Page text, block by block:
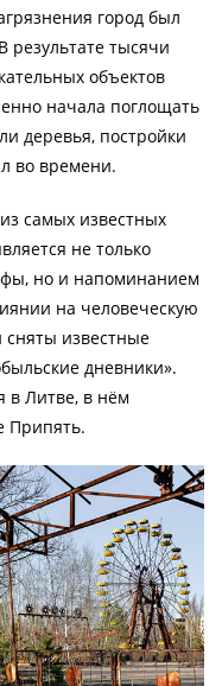
город был
тысячи
объектов
начала поглощать
деревья, постройки
во времени.
самых известных
не только
но и напоминанием
на человеческую
известные
дневники».
в Литве, в нём
Припять.